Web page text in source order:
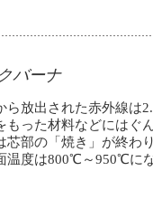
バーナ
放出された赤外線は
もった材料などにはぐ
部の「焼き」が終わり
温度は800℃～950℃にな